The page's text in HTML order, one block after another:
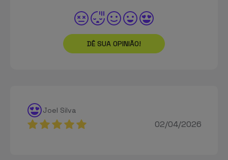
DÊ SUA OPINIÃO!
Joel Silva
02/04/2026